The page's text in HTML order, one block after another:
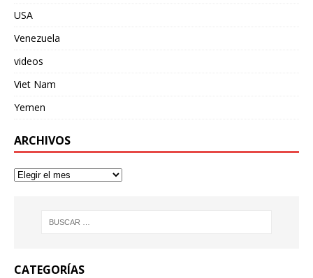
USA
Venezuela
videos
Viet Nam
Yemen
ARCHIVOS
CATEGORÍAS